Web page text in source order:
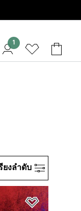
1
ยงลําดับ
เพิ่มไปยังร